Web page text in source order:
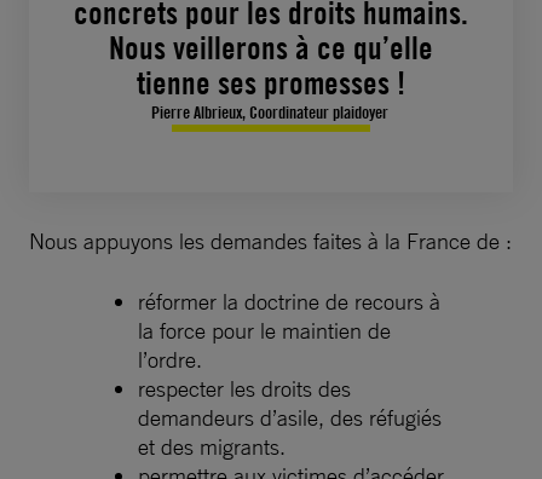
concrets pour les droits humains.
Nous veillerons à ce qu’elle
tienne ses promesses !
Pierre Albrieux, Coordinateur plaidoyer
Nous appuyons les demandes faites à la France de :
réformer la doctrine de recours à
la force pour le maintien de
l’ordre.
respecter les droits des
demandeurs d’asile, des réfugiés
et des migrants.